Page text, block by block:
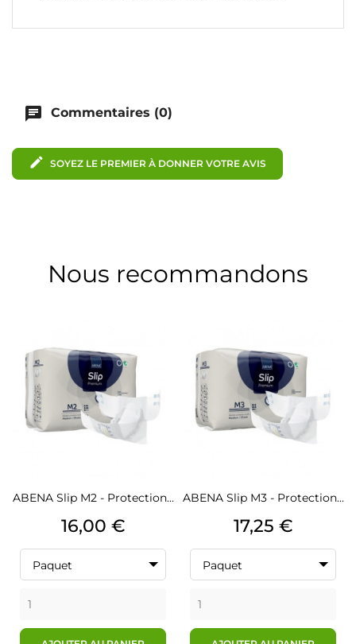
chat Commentaires (0)
edit SOYEZ LE PREMIER À DONNER VOTRE AVIS
Nous recommandons
ABENA Slip M2 - Protection...
Prix
16,00 €
Paquet
ABENA Slip M3 - Protection...
Prix
17,25 €
Paquet